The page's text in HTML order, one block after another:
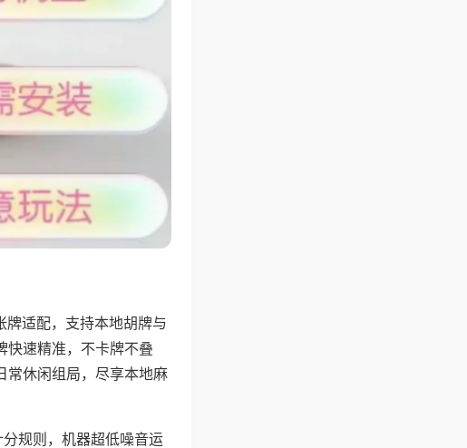
牌适配，支持本地胡牌与
快速精准，不卡牌不叠
常休闲组局，尽享本地麻
规则，机器超低噪音运